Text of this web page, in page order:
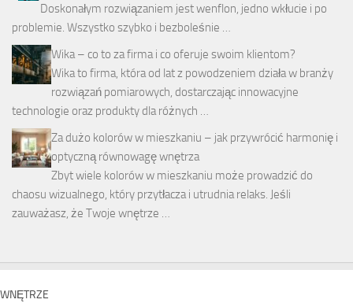
Doskonałym rozwiązaniem jest wenflon, jedno wkłucie i po
problemie. Wszystko szybko i bezboleśnie …
Wika – co to za firma i co oferuje swoim klientom?
Wika to firma, która od lat z powodzeniem działa w branży
rozwiązań pomiarowych, dostarczając innowacyjne
technologie oraz produkty dla różnych …
Za dużo kolorów w mieszkaniu – jak przywrócić harmonię i
optyczną równowagę wnętrza
Zbyt wiele kolorów w mieszkaniu może prowadzić do
chaosu wizualnego, który przytłacza i utrudnia relaks. Jeśli
zauważasz, że Twoje wnętrze …
WNĘTRZE